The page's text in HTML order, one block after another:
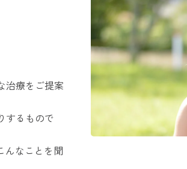
治療をご提案
するもので
んなことを聞